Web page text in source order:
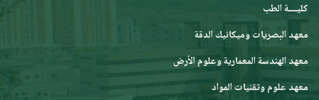
كليــــة الطب
معهد البصريات وميكانيك الدقة
معهد الهندسة المعمارية وعلوم الأرض
معهد علوم وتقنيات المواد